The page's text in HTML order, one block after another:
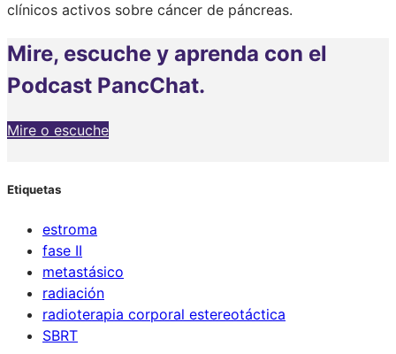
clínicos activos sobre cáncer de páncreas.
Mire, escuche y aprenda con el
Podcast PancChat.
Mire o escuche
Etiquetas
estroma
fase II
metastásico
radiación
radioterapia corporal estereotáctica
SBRT